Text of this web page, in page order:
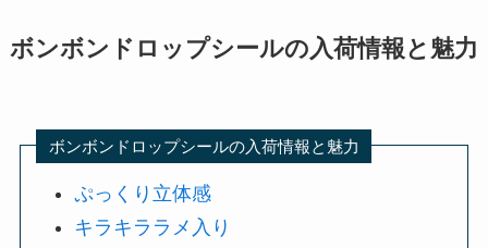
ボンボンドロップシールの入荷情報と魅力
ボンボンドロップシールの入荷情報と魅力
ぷっくり立体感
キラキララメ入り